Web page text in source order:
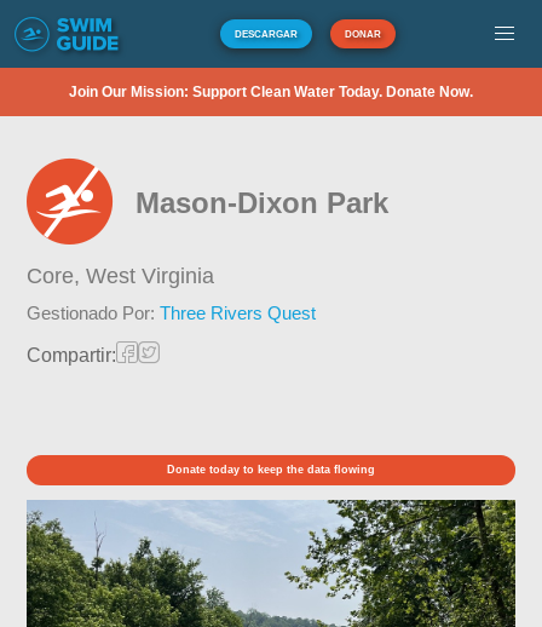
DESCARGAR DONAR
Join Our Mission: Support Clean Water Today. Donate Now.
Mason-Dixon Park
Core,West Virginia
Gestionado Por:Three Rivers Quest
Compartir:
Donate today to keep the data flowing